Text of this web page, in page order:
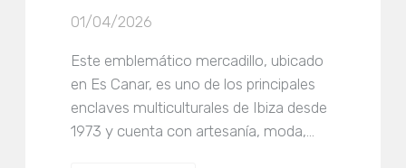
01/04/2026
Este emblemático mercadillo, ubicado
en Es Canar, es uno de los principales
enclaves multiculturales de Ibiza desde
1973 y cuenta con artesanía, moda,…